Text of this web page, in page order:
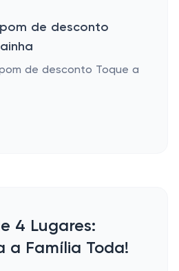
de desconto
4 Lugares:
a Família Toda!